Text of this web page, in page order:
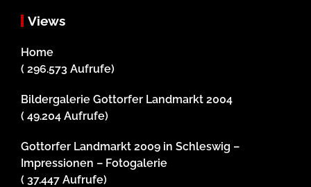
Views
Home
( 296.573 Aufrufe)
Bildergalerie Gottorfer Landmarkt 2004
( 49.204 Aufrufe)
Gottorfer Landmarkt 2009 in Schleswig –
Impressionen – Fotogalerie
( 37.447 Aufrufe)